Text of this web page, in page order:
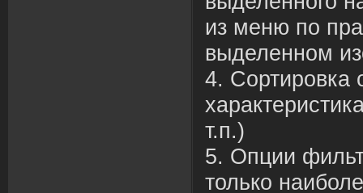
из меню по
выделенном
4. Сортировка
т.п.)
5. Опции
только